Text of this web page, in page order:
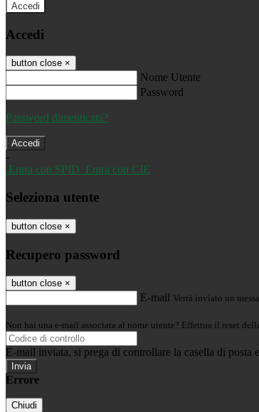
Accedi
Accedi
button close ×
Nome Utente
Password
Password dimenticata?
-
Entra con SPID Entra con CIE
Seleziona utente
button close ×
Recupero password
button close ×
E-mail Verrà inviato un
Non hai una e-mail associata al nome utente? Effettua il reset
E-mail inviata, si prega di controllare la casella di posta
Errore
Chiudi